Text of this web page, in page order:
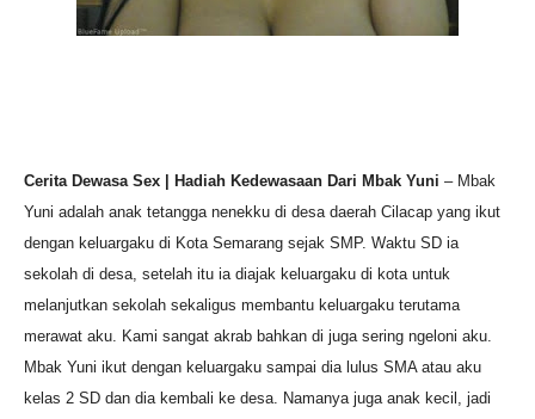
Cerita Dewasa Sex | Hadiah Kedewasaan Dari Mbak Yuni – Mbak
Yuni adalah anak tetangga nenekku di desa daerah Cilacap yang ikut
dengan keluargaku di Kota Semarang sejak SMP. Waktu SD ia
sekolah di desa, setelah itu ia diajak keluargaku di kota untuk
melanjutkan sekolah sekaligus membantu keluargaku terutama
merawat aku. Kami sangat akrab bahkan di juga sering ngeloni aku.
Mbak Yuni ikut dengan keluargaku sampai dia lulus SMA atau aku
kelas 2 SD dan dia kembali ke desa. Namanya juga anak kecil, jadi